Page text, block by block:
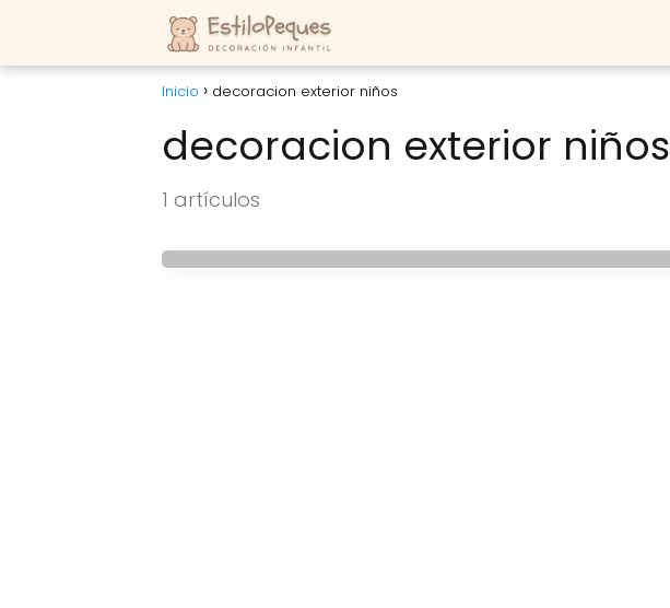
Inicio decoracion exterior niños
decoracion exterior niños
1 artículos
FIESTAS INFANTILES